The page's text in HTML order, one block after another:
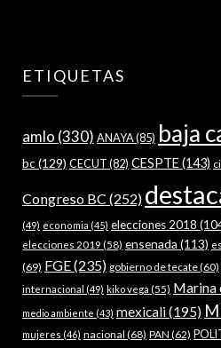
ETIQUETAS
amlo (330) ANAYA(85) baja
bc(129) CECUT(82) CESPTE (143)
Congreso BC (252)
(49) economia (45) elecciones 2018
elecciones 2019 (58) ensenada (113)
(69) FGE(235) gobierno de tecate(60)
internacional (49) kiko vega (55) Marina
medio ambiente (43) mexicali(195)
mujeres (46) nacional (68) PAN (62)